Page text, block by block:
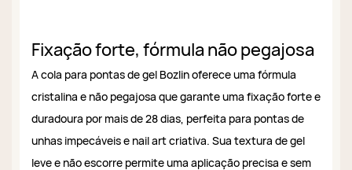
Fixação forte, fórmula não pegajosa
A cola para pontas de gel Bozlin oferece uma fórmula
cristalina e não pegajosa que garante uma fixação forte e
duradoura por mais de 28 dias, perfeita para pontas de
unhas impecáveis ​​e nail art criativa. Sua textura de gel
leve e não escorre permite uma aplicação precisa e sem